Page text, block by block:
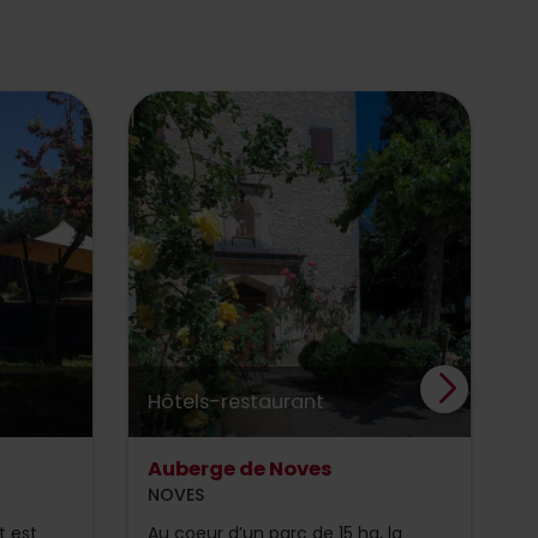
est
Hôtels-restaurant
Auberge de Noves
NOVES
Au coeur d’un parc de 15 ha, la